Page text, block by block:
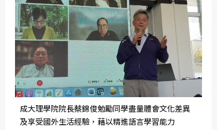
成大理學院院長蔡錦俊勉勵同學盡量體會文化差異
及享受國外生活經驗，藉以精進語言學習能力